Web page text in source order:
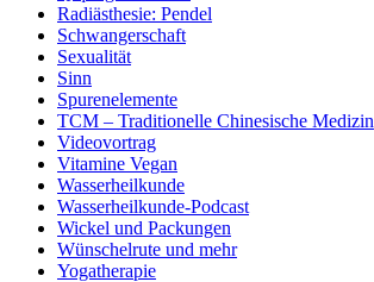
Radiästhesie: Pendel
Schwangerschaft
Sexualität
Sinn
Spurenelemente
TCM – Traditionelle Chinesische Medizin
Videovortrag
Vitamine Vegan
Wasserheilkunde
Wasserheilkunde-Podcast
Wickel und Packungen
Wünschelrute und mehr
Yogatherapie